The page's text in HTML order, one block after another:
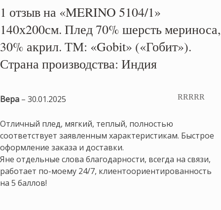
1 отзыв на «MERINO 5104/1»
140х200см. Плед 70% шерсть мериноса,
30% акрил. ТМ: «Gobit» («Гобит»).
Страна производства: Индия
Вера – 30.01.2025
Отличный плед, мягкий, теплый, полностью
соответствует заявленным характеристикам. Быстрое
оформление заказа и доставки.
Яне отдельные слова благодарности, всегда на связи,
работает по-моему 24/7, клиентоориентированность
на 5 баллов!